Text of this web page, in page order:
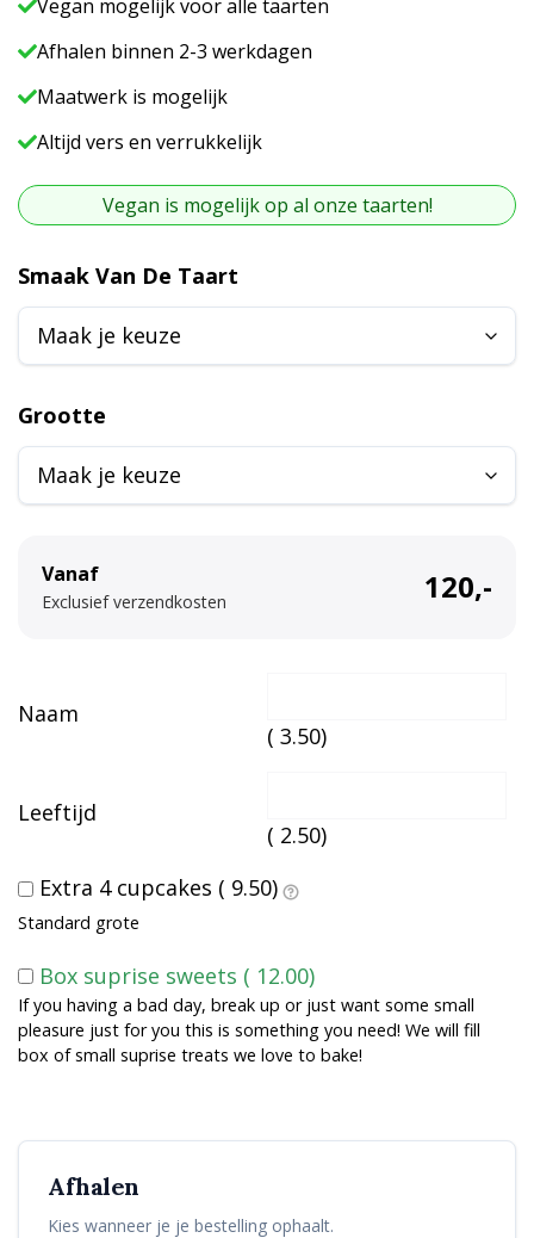
Vegan mogelijk voor alle taarten
Afhalen binnen 2-3 werkdagen
Maatwerk is mogelijk
Altijd vers en verrukkelijk
Vegan is mogelijk op al onze taarten!
Smaak Van De Taart
Grootte
Vanaf
Exclusief verzendkosten 120,-
Naam
( 3.50)
Leeftijd
( 2.50)
Extra 4 cupcakes ( 9.50)
Standard grote
Box suprise sweets ( 12.00)
If you having a bad day, break up or just want some small
pleasure just for you this is something you need! We will fill
box of small suprise treats we love to bake!
Afhalen
Kies wanneer je je bestelling ophaalt.
A
l
e
n
t